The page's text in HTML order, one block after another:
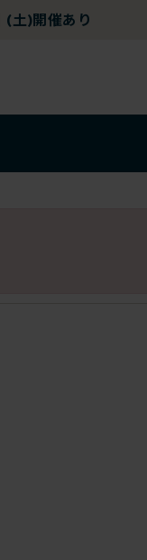
(土)開催あり